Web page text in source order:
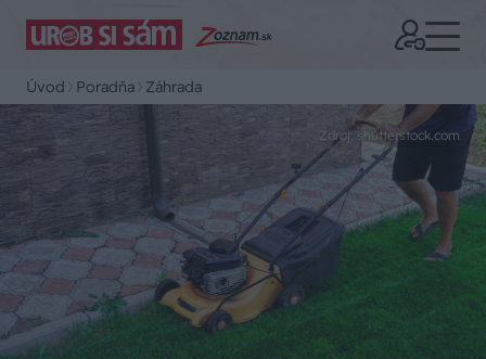
Úvod Poradňa Záhrada
Zdroj: shutterstock.com